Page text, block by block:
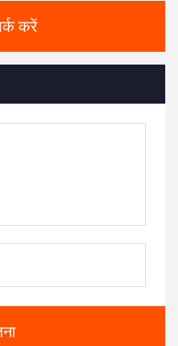
करें